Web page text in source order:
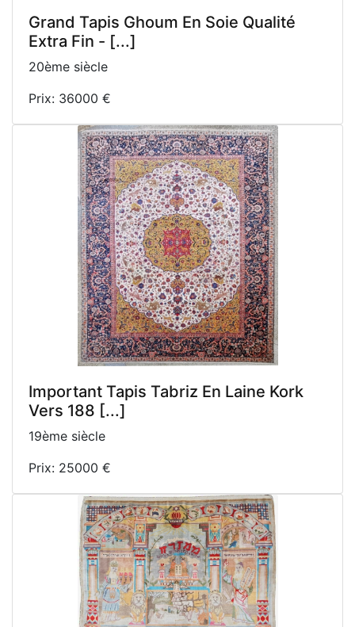
Grand Tapis Ghoum En Soie Qualité
Extra Fin - [...]
20ème siècle
Prix: 36000 €
Important Tapis Tabriz En Laine Kork
Vers 188 [...]
19ème siècle
Prix: 25000 €